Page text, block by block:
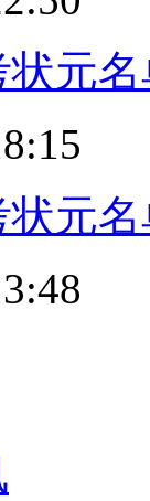
状元
状元